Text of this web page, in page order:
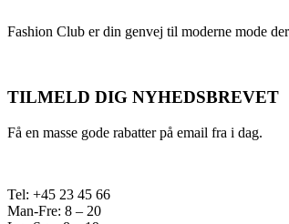
Fashion Club er din genvej til moderne mode
TILMELD DIG NYHEDSBREVET
Få en masse gode rabatter på email fra i dag.
Tel: +45 23 45 66
Man-Fre: 8 – 20